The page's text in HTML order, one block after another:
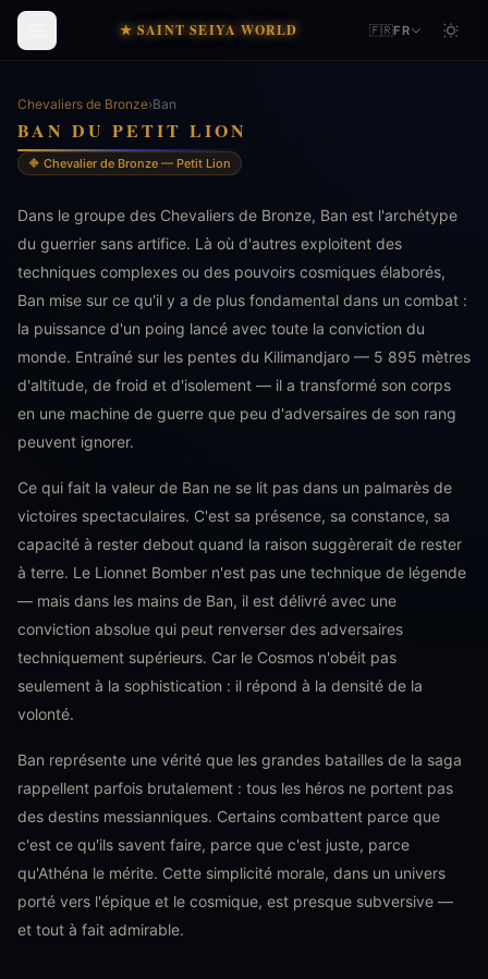
★ SAINT SEIYA WORLD 🇫🇷FR
Chevaliers de Bronze›Ban
BAN DU PETIT LION
🔶 Chevalier de Bronze — Petit Lion
Dans le groupe des Chevaliers de Bronze, Ban est l'archétype
du guerrier sans artifice. Là où d'autres exploitent des
techniques complexes ou des pouvoirs cosmiques élaborés,
Ban mise sur ce qu'il y a de plus fondamental dans un combat :
la puissance d'un poing lancé avec toute la conviction du
monde. Entraîné sur les pentes du Kilimandjaro — 5 895 mètres
d'altitude, de froid et d'isolement — il a transformé son corps
en une machine de guerre que peu d'adversaires de son rang
peuvent ignorer.
Ce qui fait la valeur de Ban ne se lit pas dans un palmarès de
victoires spectaculaires. C'est sa présence, sa constance, sa
capacité à rester debout quand la raison suggèrerait de rester
à terre. Le Lionnet Bomber n'est pas une technique de légende
— mais dans les mains de Ban, il est délivré avec une
conviction absolue qui peut renverser des adversaires
techniquement supérieurs. Car le Cosmos n'obéit pas
seulement à la sophistication : il répond à la densité de la
volonté.
Ban représente une vérité que les grandes batailles de la saga
rappellent parfois brutalement : tous les héros ne portent pas
des destins messianniques. Certains combattent parce que
c'est ce qu'ils savent faire, parce que c'est juste, parce
qu'Athéna le mérite. Cette simplicité morale, dans un univers
porté vers l'épique et le cosmique, est presque subversive —
et tout à fait admirable.